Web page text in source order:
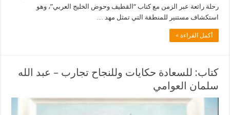
رحلة رائعة عبر الزمن مع كتاب “القطيف وحوض الخليج العربي”، وهو
استكشاف مستنير للمنطقة التي تمثل مهد …
أكمل القراءة »
كتاب: للسعادة حكايات وللنجاح تجارب – عبد الله
سلمان العوامي